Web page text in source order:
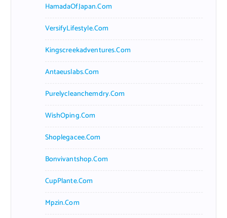
HamadaOfJapan.com
VersifyLifestyle.com
Kingscreekadventures.com
Antaeuslabs.com
Purelycleanchemdry.com
WishOping.com
Shoplegacee.com
Bonvivantshop.com
CupPlante.com
Mpzin.com